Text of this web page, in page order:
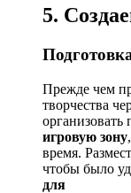
5.
Прежде чем
творчества
организовать
игровую зону
время.
чтобы было
для